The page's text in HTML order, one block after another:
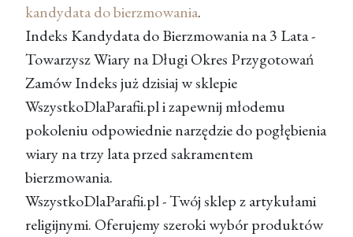
kandydata do bierzmowania.
Indeks Kandydata do Bierzmowania na 3 Lata -
Towarzysz Wiary na Długi Okres Przygotowań
Zamów Indeks już dzisiaj w sklepie
WszystkoDlaParafii.pl i zapewnij młodemu
pokoleniu odpowiednie narzędzie do pogłębienia
wiary na trzy lata przed sakramentem
bierzmowania.
WszystkoDlaParafii.pl - Twój sklep z artykułami
religijnymi. Oferujemy szeroki wybór produktów